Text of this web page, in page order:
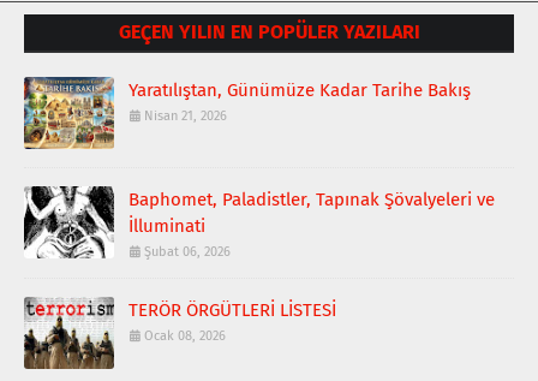
GEÇEN YILIN EN POPÜLER YAZILARI
Yaratılıştan, Günümüze Kadar Tarihe Bakış
Nisan 21, 2026
Baphomet, Paladistler, Tapınak Şövalyeleri ve
İlluminati
Şubat 06, 2026
TERÖR ÖRGÜTLERİ LİSTESİ
Ocak 08, 2026